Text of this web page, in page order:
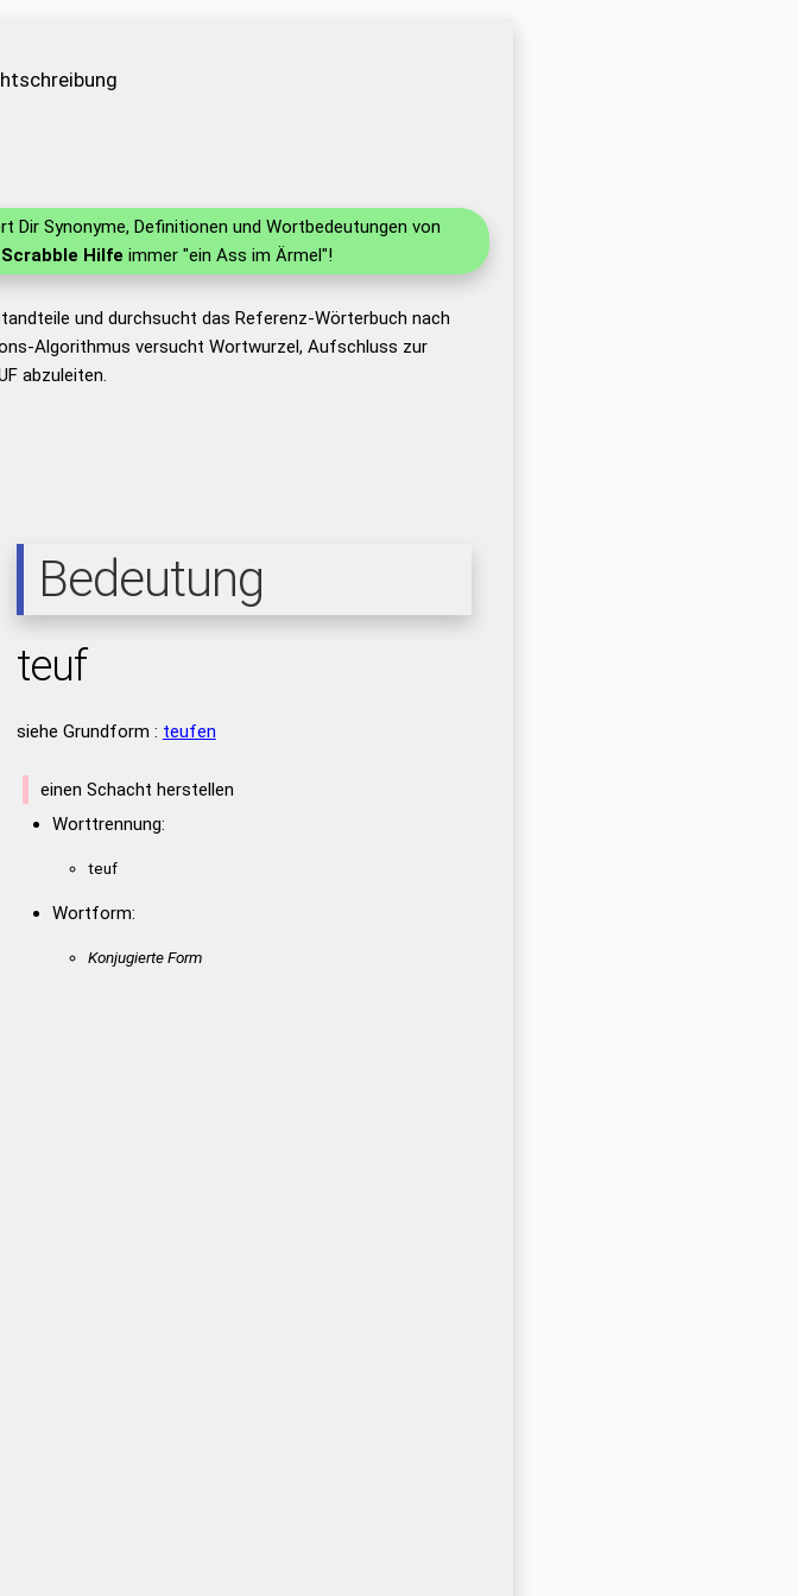
Dir Synonyme, Definitionen und Wortbedeutungen von
Hilfe immer "ein Ass im Ärmel"!
und durchsucht das Referenz-Wörterbuch nach
Algorithmus versucht Wortwurzel, Aufschluss zur
abzuleiten.
Bedeutung
teuf
siehe Grundform : teufen
einen Schacht herstellen
Worttrennung:
teuf
Wortform:
Konjugierte Form